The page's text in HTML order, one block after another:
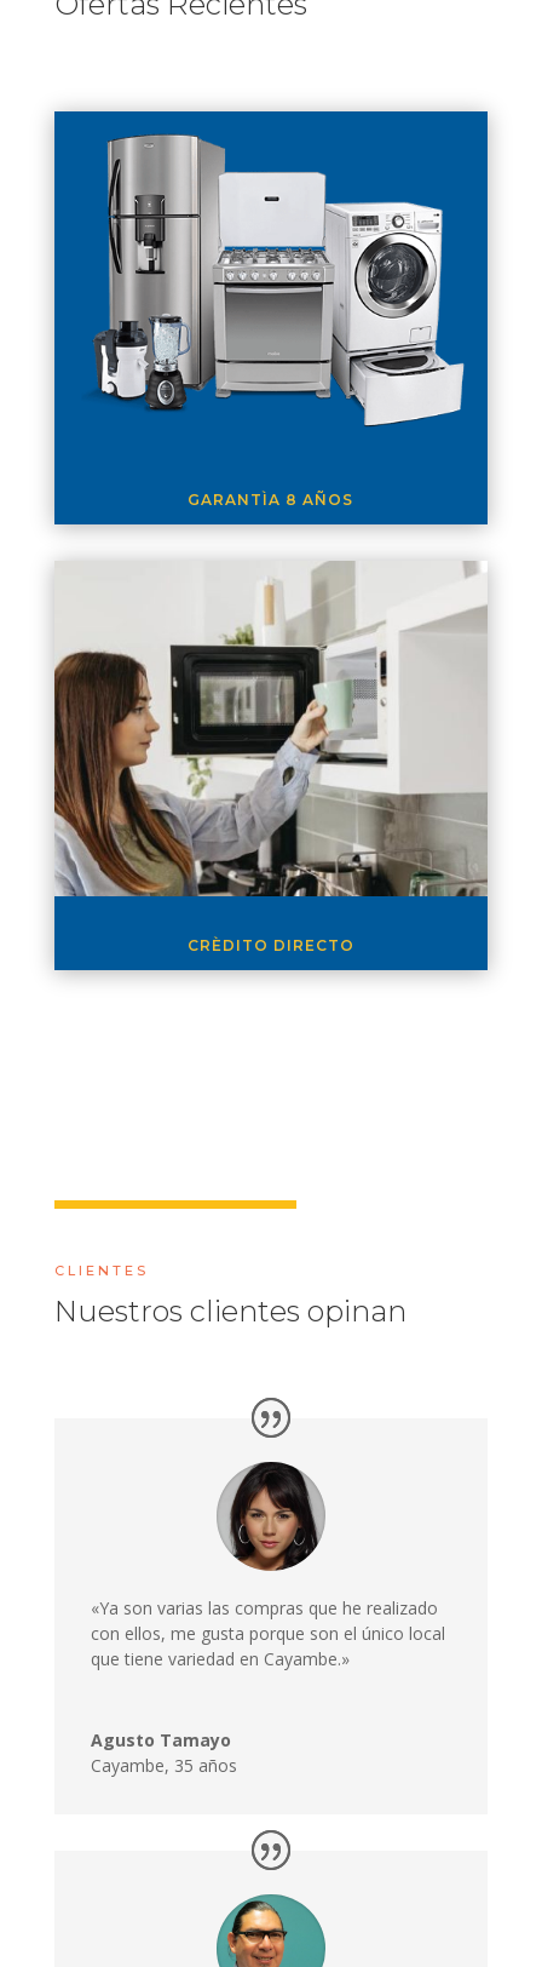
GARANTÌA 8 AÑOS
CRÈDITO DIRECTO
CLIENTES
Nuestros clientes opinan
«Ya son varias las compras que he realizado
con ellos, me gusta porque son el único local
que tiene variedad en Cayambe.»
Agusto Tamayo
Cayambe, 35 años